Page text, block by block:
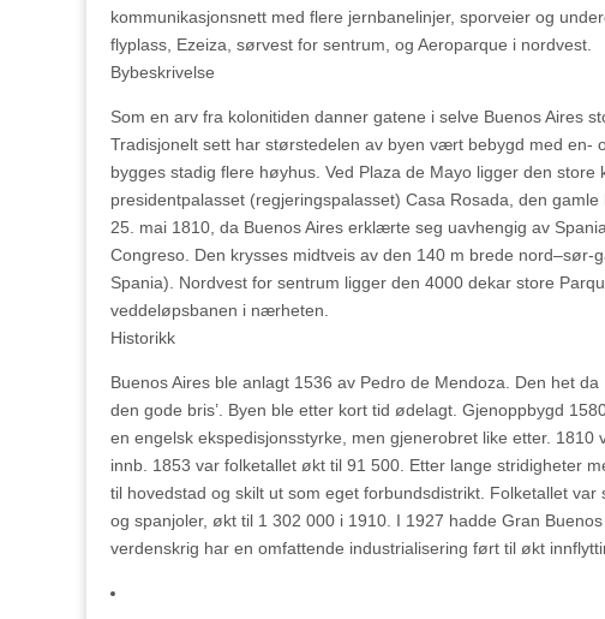
kommunikasjonsnett med flere jernbanelinjer, sporveier og
flyplass, Ezeiza, sørvest for sentrum, og Aeroparque i nordvest.
Bybeskrivelse
Som en arv fra kolonitiden danner gatene i selve Buenos Aires
Tradisjonelt sett har størstedelen av byen vært bebygd med
bygges stadig flere høyhus. Ved Plaza de Mayo ligger den
presidentpalasset (regjeringspalasset) Casa Rosada, den
25. mai 1810, da Buenos Aires erklærte seg uavhengig av
Congreso. Den krysses midtveis av den 140 m brede
Spania). Nordvest for sentrum ligger den 4000 dekar store
veddeløpsbanen i nærheten.
Historikk
Buenos Aires ble anlagt 1536 av Pedro de Mendoza. Den het
den gode bris’. Byen ble etter kort tid ødelagt. Gjenoppbygd
en engelsk ekspedisjonsstyrke, men gjenerobret like etter.
innb. 1853 var folketallet økt til 91 500. Etter lange stridigheter
til hovedstad og skilt ut som eget forbundsdistrikt. Folketallet
og spanjoler, økt til 1 302 000 i 1910. I 1927 hadde Gran
verdenskrig har en omfattende industrialisering ført til økt